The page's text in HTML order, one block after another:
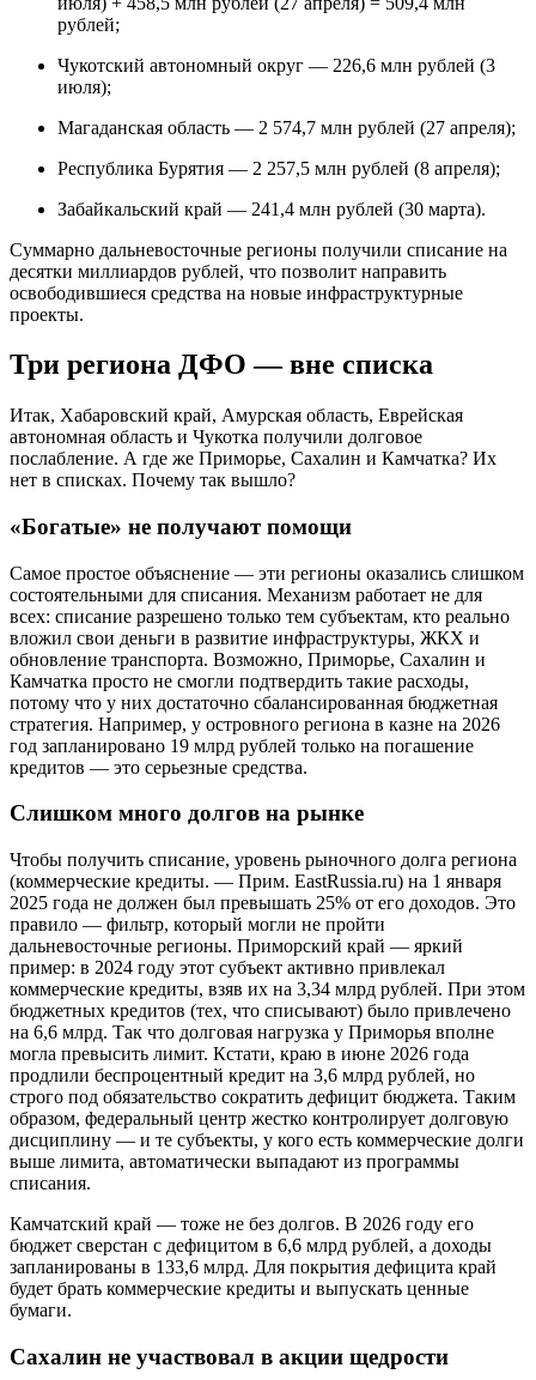
рублей;
Чукотский автономный округ — 226,6 млн рублей (3
июля);
Магаданская область — 2 574,7 млн рублей (27 апреля);
Республика Бурятия — 2 257,5 млн рублей (8 апреля);
Забайкальский край — 241,4 млн рублей (30 марта).
Суммарно дальневосточные регионы получили списание на
десятки миллиардов рублей, что позволит направить
освободившиеся средства на новые инфраструктурные
проекты.
Три региона ДФО — вне списка
Итак, Хабаровский край, Амурская область, Еврейская
автономная область и Чукотка получили долговое
послабление. А где же Приморье, Сахалин и Камчатка? Их
нет в списках. Почему так вышло?
«Богатые» не получают помощи
Самое простое объяснение — эти регионы оказались слишком
состоятельными для списания. Механизм работает не для
всех: списание разрешено только тем субъектам, кто реально
вложил свои деньги в развитие инфраструктуры, ЖКХ и
обновление транспорта. Возможно, Приморье, Сахалин и
Камчатка просто не смогли подтвердить такие расходы,
потому что у них достаточно сбалансированная бюджетная
стратегия. Например, у островного региона в казне на 2026
год запланировано 19 млрд рублей только на погашение
кредитов — это серьезные средства.
Слишком много долгов на рынке
Чтобы получить списание, уровень рыночного долга региона
(коммерческие кредиты. — Прим. EastRussia.ru) на 1 января
2025 года не должен был превышать 25% от его доходов. Это
правило — фильтр, который могли не пройти
дальневосточные регионы. Приморский край — яркий
пример: в 2024 году этот субъект активно привлекал
коммерческие кредиты, взяв их на 3,34 млрд рублей. При этом
бюджетных кредитов (тех, что списывают) было привлечено
на 6,6 млрд. Так что долговая нагрузка у Приморья вполне
могла превысить лимит. Кстати, краю в июне 2026 года
продлили беспроцентный кредит на 3,6 млрд рублей, но
строго под обязательство сократить дефицит бюджета. Таким
образом, федеральный центр жестко контролирует долговую
дисциплину — и те субъекты, у кого есть коммерческие долги
выше лимита, автоматически выпадают из программы
списания.
Камчатский край — тоже не без долгов. В 2026 году его
бюджет сверстан с дефицитом в 6,6 млрд рублей, а доходы
запланированы в 133,6 млрд. Для покрытия дефицита край
будет брать коммерческие кредиты и выпускать ценные
бумаги.
Сахалин не участвовал в акции щедрости